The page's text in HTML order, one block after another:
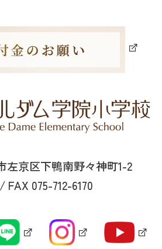
左京区下鴨南野々神町1-2
FAX 075-712-6170